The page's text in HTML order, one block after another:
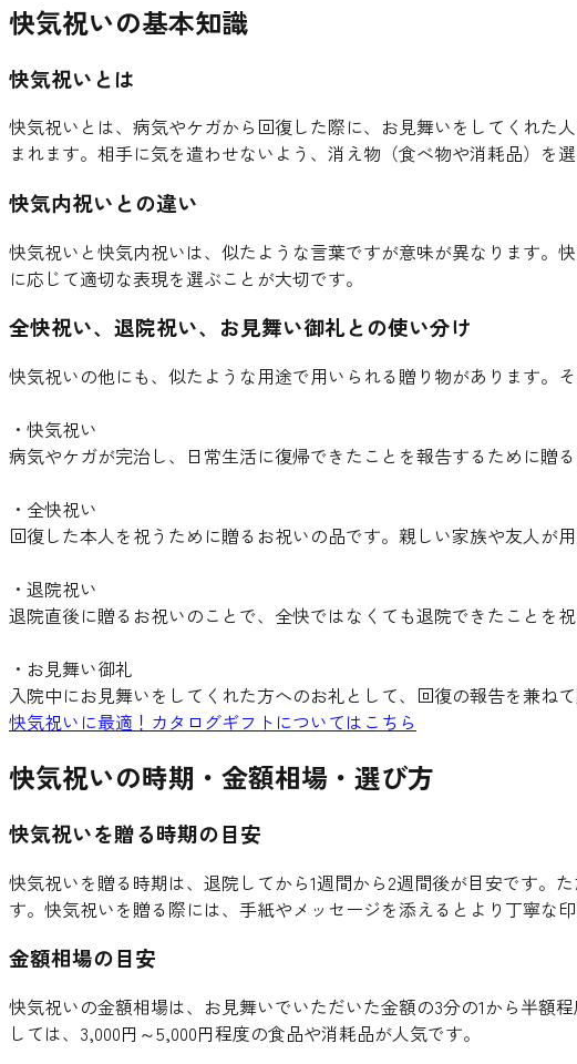
快気祝いの基本知識
快気祝いとは
快気祝いとは、病気やケガから回復した際に、お見舞いをしてくれた
まれます。相手に気を遣わせないよう、消え物（食べ物や消耗品）を選
快気内祝いとの違い
快気祝いと快気内祝いは、似たような言葉ですが意味が異なります。
に応じて適切な表現を選ぶことが大切です。
全快祝い、退院祝い、お見舞い御礼との使い分け
快気祝いの他にも、似たような用途で用いられる贈り物があります。
・快気祝い
病気やケガが完治し、日常生活に復帰できたことを報告するために贈
・全快祝い
回復した本人を祝うために贈るお祝いの品です。親しい家族や友人が
・退院祝い
退院直後に贈るお祝いのことで、全快ではなくても退院できたことを
・お見舞い御礼
入院中にお見舞いをしてくれた方へのお礼として、回復の報告を兼ね
快気祝いに最適！カタログギフトについてはこちら
快気祝いの時期・金額相場・選び方
快気祝いを贈る時期の目安
快気祝いを贈る時期は、退院してから1週間から2週間後が目安です。
す。快気祝いを贈る際には、手紙やメッセージを添えるとより丁寧な印
金額相場の目安
快気祝いの金額相場は、お見舞いでいただいた金額の3分の1から半額
しては、3,000円～5,000円程度の食品や消耗品が人気です。